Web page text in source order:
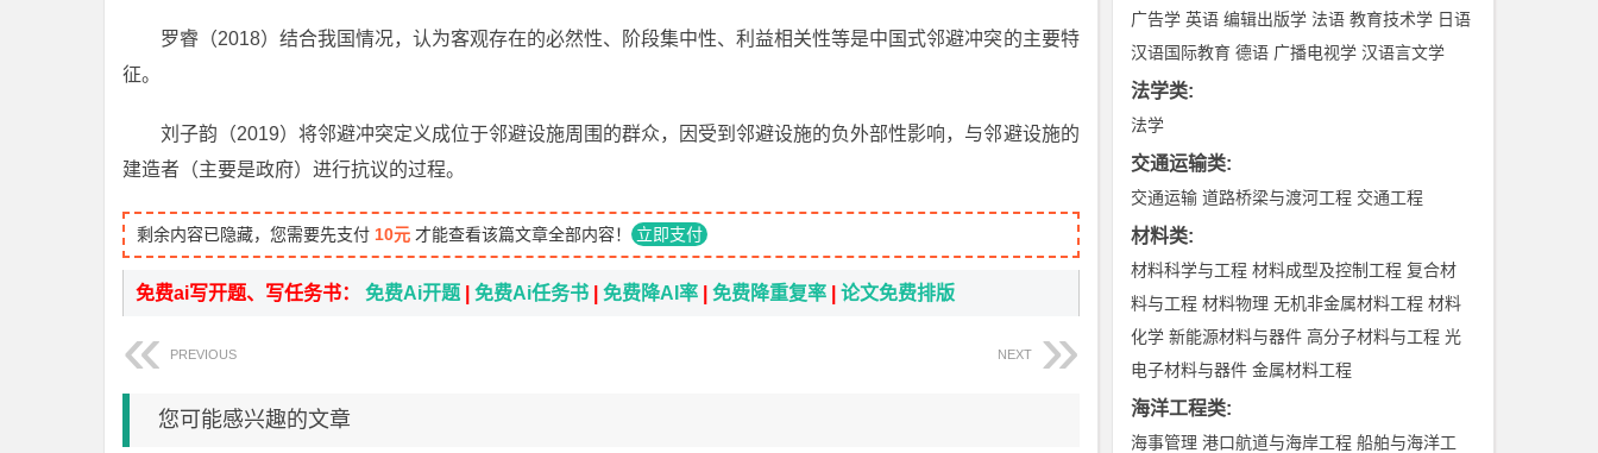
罗睿（2018）结合我国情况，认为客观存在的必然性、阶段集中性、利益相关性等是中国式邻避冲突的主要特
征。
刘子韵（2019）将邻避冲突定义成位于邻避设施周围的群众，因受到邻避设施的负外部性影响，与邻避设施的
建造者（主要是政府）进行抗议的过程。
剩余内容已隐藏，您需要先支付 10元 才能查看该篇文章全部内容！ 立即支付
免费ai写开题、写任务书： 免费Ai开题 免费Ai任务书 免费降AI率 免费降重复率 论文免费排版
PREVIOUS NEXT
您可能感兴趣的文章
广告学 英语 编辑出版学 法语 教育技术学 日语
汉语国际教育 德语 广播电视学 汉语言文学
法学类:
法学
交通运输类:
交通运输 道路桥梁与渡河工程 交通工程
材料类:
材料科学与工程 材料成型及控制工程 复合材
料与工程 材料物理 无机非金属材料工程 材料
化学 新能源材料与器件 高分子材料与工程 光
电子材料与器件 金属材料工程
海洋工程类:
海事管理 港口航道与海岸工程 船舶与海洋工